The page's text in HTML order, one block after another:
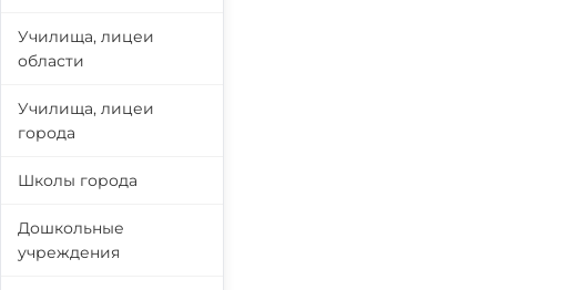
Училища, лицеи
области
Училища, лицеи
города
Школы города
Дошкольные
учреждения